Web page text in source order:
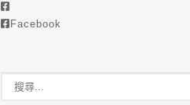
Facebook